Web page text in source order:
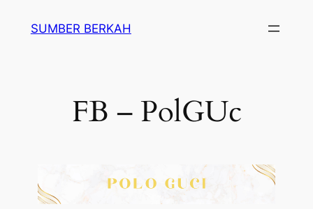
SUMBER BERKAH
FB – PolGUc